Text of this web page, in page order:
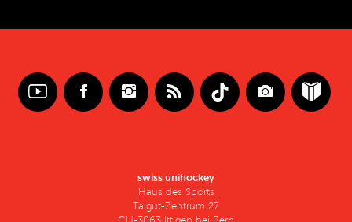
swiss unihockey
Haus des Sports
Talgut-Zentrum 27